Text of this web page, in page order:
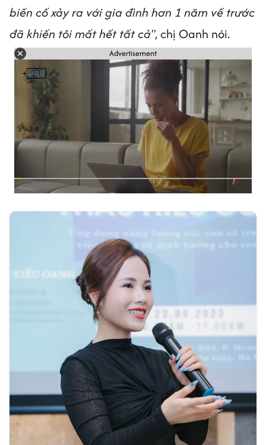
biến cố xảy ra với gia đình hơn 1 năm về trước
đã khiến tôi mất hết tất cả", chị Oanh nói.
Advertisement